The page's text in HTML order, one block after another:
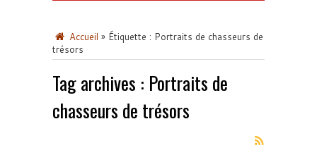
Accueil » Étiquette : Portraits de chasseurs de
trésors
Tag archives : Portraits de
chasseurs de trésors